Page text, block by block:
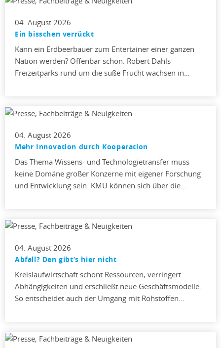
04. August 2026
Ein bisschen verrückt
Kann ein Erdbeerbauer zum Entertainer einer ganzen
Nation werden? Offenbar schon. Robert Dahls
Freizeitparks rund um die süße Frucht wachsen in…
04. August 2026
Mehr Innovation durch Kooperation
Das Thema Wissens- und Technologietransfer muss
keine Domäne großer Konzerne mit eigener Forschung
und Entwicklung sein. KMU können sich über die…
04. August 2026
Abfall? Den gibt’s hier nicht
Kreislaufwirtschaft schont Ressourcen, verringert
Abhängigkeiten und erschließt neue Geschäftsmodelle.
So entscheidet auch der Umgang mit Rohstoffen…